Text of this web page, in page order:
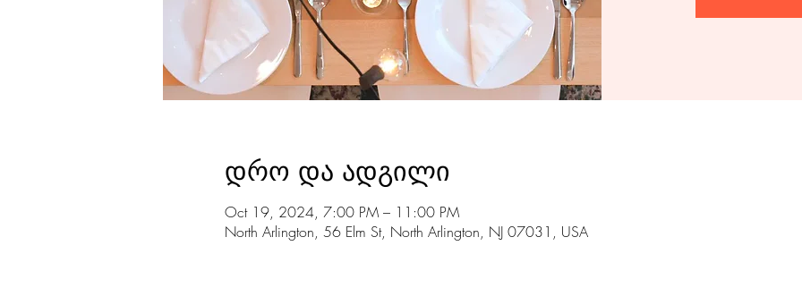
დრო და ადგილი
Oct 19, 2024, 7:00 PM – 11:00 PM
North Arlington, 56 Elm St, North Arlington, NJ 07031, USA